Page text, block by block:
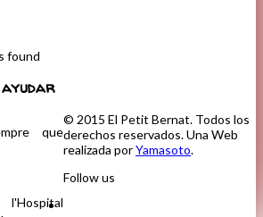
found
ayudar
que
l'Hospital
© 2015 El Petit Bernat. Todos los
derechos reservados. Una Web
realizada porYamasoto.
Follow us